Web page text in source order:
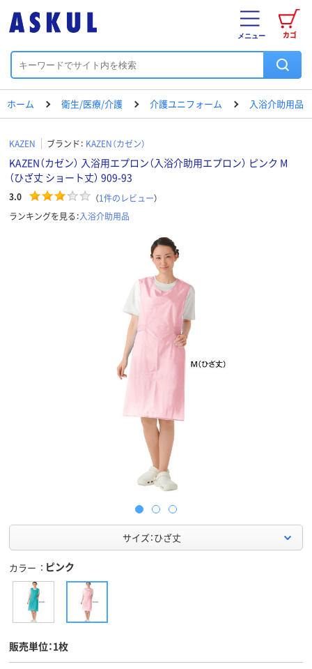
カゴ
メニュー
ホーム 衛生/医療/介護 介護ユニフォーム 入浴介助用品
KAZEN ブランド： KAZEN（カゼン）
KAZEN（カゼン） 入浴用エプロン（入浴介助用エプロン） ピンク M
（ひざ丈 ショート丈） 909-93
3.0 （1件のレビュー）
ランキングを見る：入浴介助用品
サイズ：ひざ丈
カラー ピンク
販売単位：1枚